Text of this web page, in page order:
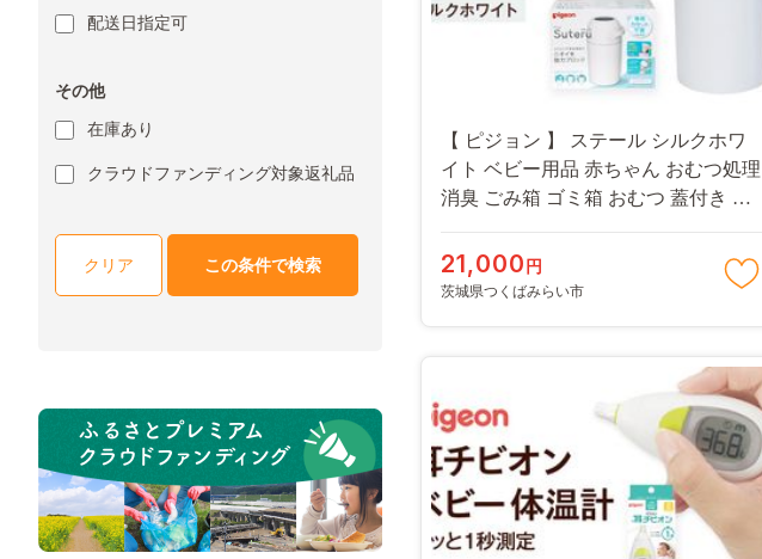
配送日指定可
その他
在庫あり
クラウドファンディング対象返礼品
クリア この条件で検索
【 ピジョン 】 ステール シルクホワ
イト ベビー用品 赤ちゃん おむつ処理
消臭 ごみ箱 ゴミ箱 おむつ 蓋付き に
21,000 円
茨城県つくばみらい市